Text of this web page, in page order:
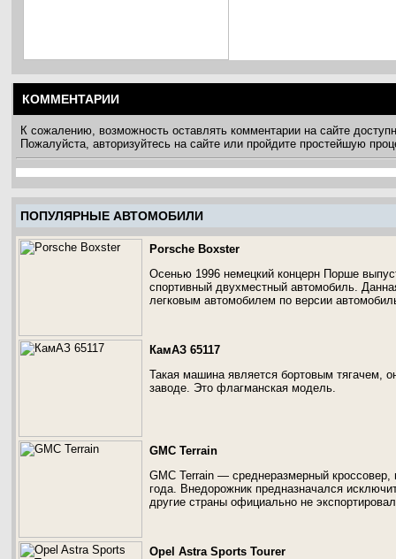
КОММЕНТАРИИ
К сожалению, возможность оставлять комментарии на сайте
Пожалуйста, авторизуйтесь на сайте или пройдите простейшую
ПОПУЛЯРНЫЕ АВТОМОБИЛИ
Porsche Boxster
Осенью 1996 немецкий концерн Порше
спортивный двухместный автомобиль.
легковым автомобилем по версии
КамАЗ 65117
Такая машина является бортовым тягачем,
заводе. Это флагманская модель.
GMC Terrain
GMC Terrain — среднеразмерный
года. Внедорожник предназначался
другие страны официально не
Opel Astra Sports Tourer